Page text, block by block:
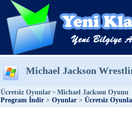
Michael Jackson
Ücretsiz Oyunlar > Michael Jackson Oyunu
Program İndir > Oyunlar > Ücretsiz